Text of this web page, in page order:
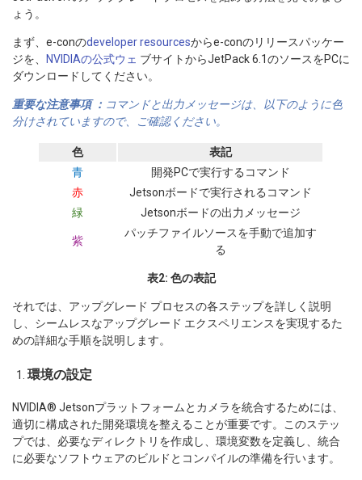
ょう。
まず、e-conのdeveloper resourcesからe-conのリリースパッケー
ジを、
NVIDIAの公式ウェ ブサイトからJetPack 6.1のソースをPCに
ダウンロードしてください。
重要な注意事項 ： コマンドと出力メッセージは、以下のように色
分けされていますので、ご確認ください。
色
表記
青
開発PCで実行するコマンド
赤
Jetsonボードで実行されるコマンド
緑
Jetsonボードの出力メッセージ
紫
パッチファイルソースを手動で追加す
る
表2: 色の表記
それでは、アップグレード プロセスの各ステップを詳しく説明
し、シームレスなアップグレード エクスペリエンスを実現するた
めの詳細な手順を説明します。
環境の設定
NVIDIA® Jetsonプラットフォームとカメラを統合するためには、
適切に構成された開発環境を整えることが重要です。このステッ
プでは、必要なディレクトリを作成し、環境変数を定義し、統合
に必要なソフトウェアのビルドとコンパイルの準備を行います。